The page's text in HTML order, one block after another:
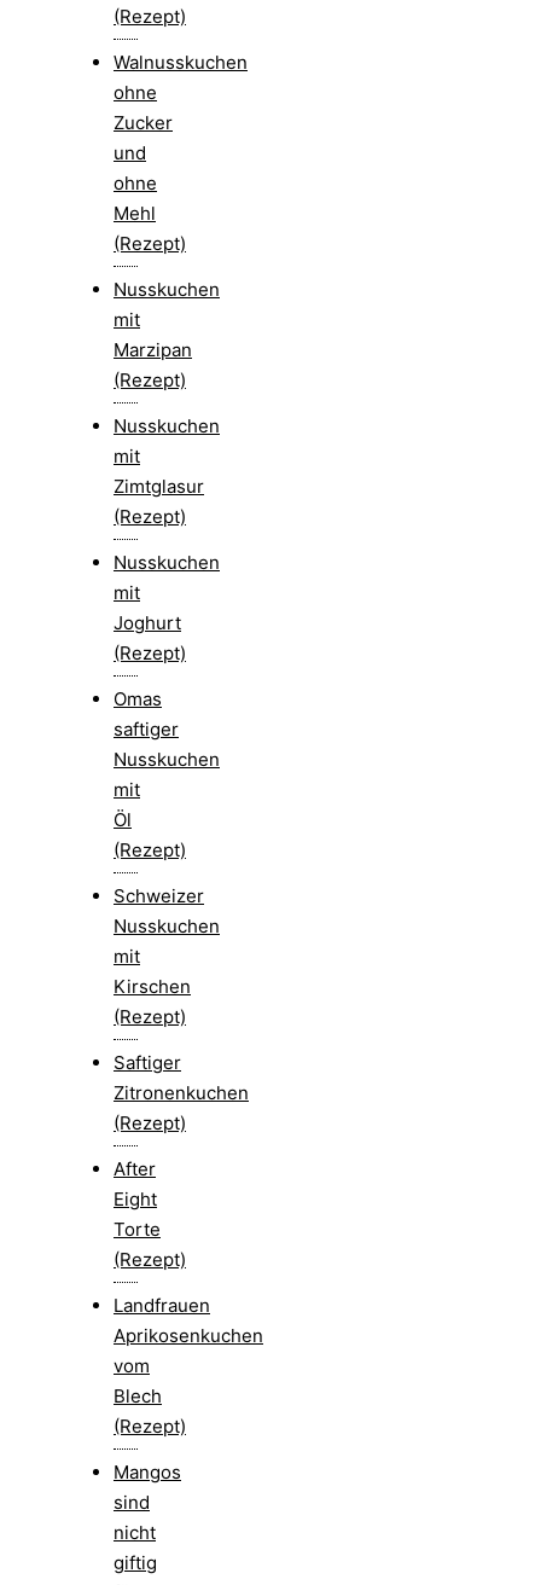
(Rezept)
Walnusskuchen
ohne
Zucker
und
ohne
Mehl
(Rezept)
Nusskuchen
mit
Marzipan
(Rezept)
Nusskuchen
mit
Zimtglasur
(Rezept)
Nusskuchen
mit
Joghurt
(Rezept)
Omas
saftiger
Nusskuchen
mit
Öl
(Rezept)
Schweizer
Nusskuchen
mit
Kirschen
(Rezept)
Saftiger
Zitronenkuchen
(Rezept)
After
Eight
Torte
(Rezept)
Landfrauen
Aprikosenkuchen
vom
Blech
(Rezept)
Mangos
sind
nicht
giftig